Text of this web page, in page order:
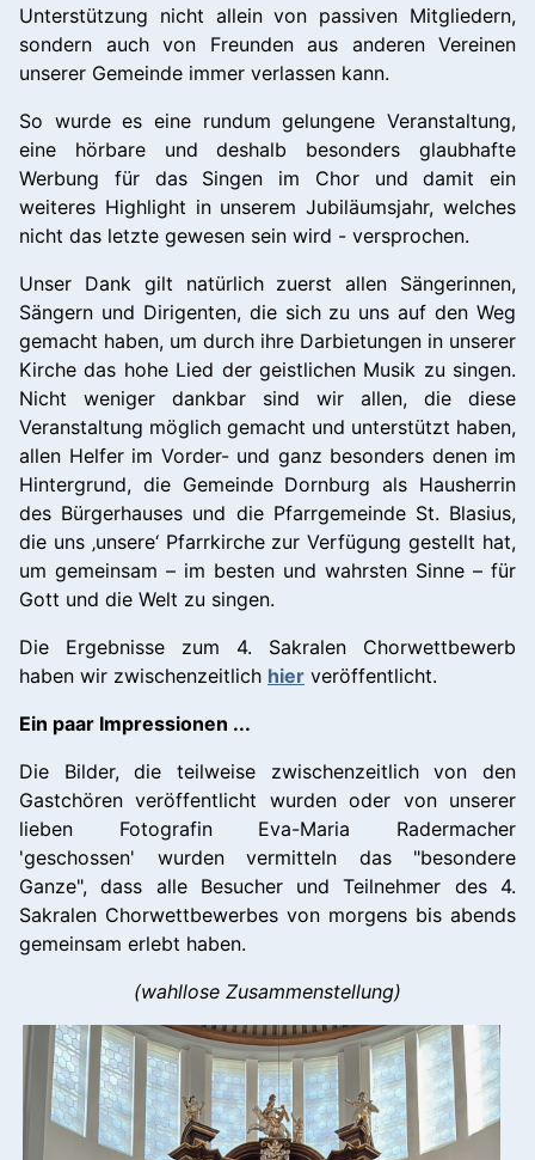
Unterstützung nicht allein von passiven Mitgliedern,
sondern auch von Freunden aus anderen Vereinen
unserer Gemeinde immer verlassen kann.
So wurde es eine rundum gelungene Veranstaltung,
eine hörbare und deshalb besonders glaubhafte
Werbung für das Singen im Chor und damit ein
weiteres Highlight in unserem Jubiläumsjahr, welches
nicht das letzte gewesen sein wird - versprochen.
Unser Dank gilt natürlich zuerst allen Sängerinnen,
Sängern und Dirigenten, die sich zu uns auf den Weg
gemacht haben, um durch ihre Darbietungen in unserer
Kirche das hohe Lied der geistlichen Musik zu singen.
Nicht weniger dankbar sind wir allen, die diese
Veranstaltung möglich gemacht und unterstützt haben,
allen Helfer im Vorder- und ganz besonders denen im
Hintergrund, die Gemeinde Dornburg als Hausherrin
des Bürgerhauses und die Pfarrgemeinde St. Blasius,
die uns ‚unsere‘ Pfarrkirche zur Verfügung gestellt hat,
um gemeinsam – im besten und wahrsten Sinne – für
Gott und die Welt zu singen.
Die Ergebnisse zum 4. Sakralen Chorwettbewerb
haben wir zwischenzeitlich hier veröffentlicht.
Ein paar Impressionen ...
Die Bilder, die teilweise zwischenzeitlich von den
Gastchören veröffentlicht wurden oder von unserer
lieben Fotografin Eva-Maria Radermacher
'geschossen' wurden vermitteln das "besondere
Ganze", dass alle Besucher und Teilnehmer des 4.
Sakralen Chorwettbewerbes von morgens bis abends
gemeinsam erlebt haben.
(wahllose Zusammenstellung)